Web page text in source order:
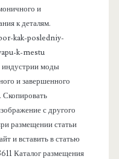
и
к деталям.
kak-posledniy-
k-mestu
индустрии моды
и завершенного
Скопировать
с другого
размещении статьи
и вставить в статью
Каталог размещения